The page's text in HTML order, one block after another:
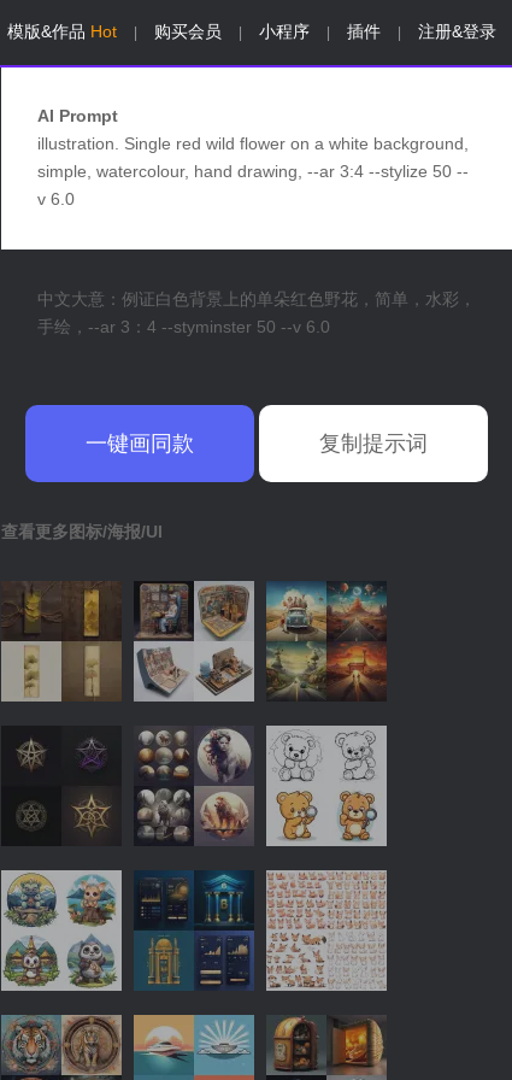
模版&作品 Hot 购买会员 小程序 插件 注册&登录
AI Prompt
illustration. Single red wild flower on a white background,
simple, watercolour, hand drawing, --ar 3:4 --stylize 50 --
v 6.0
中文大意：例证白色背景上的单朵红色野花，简单，水彩，
手绘，--ar 3：4 --styminster 50 --v 6.0
一键画同款 复制提示词
查看更多图标/海报/UI